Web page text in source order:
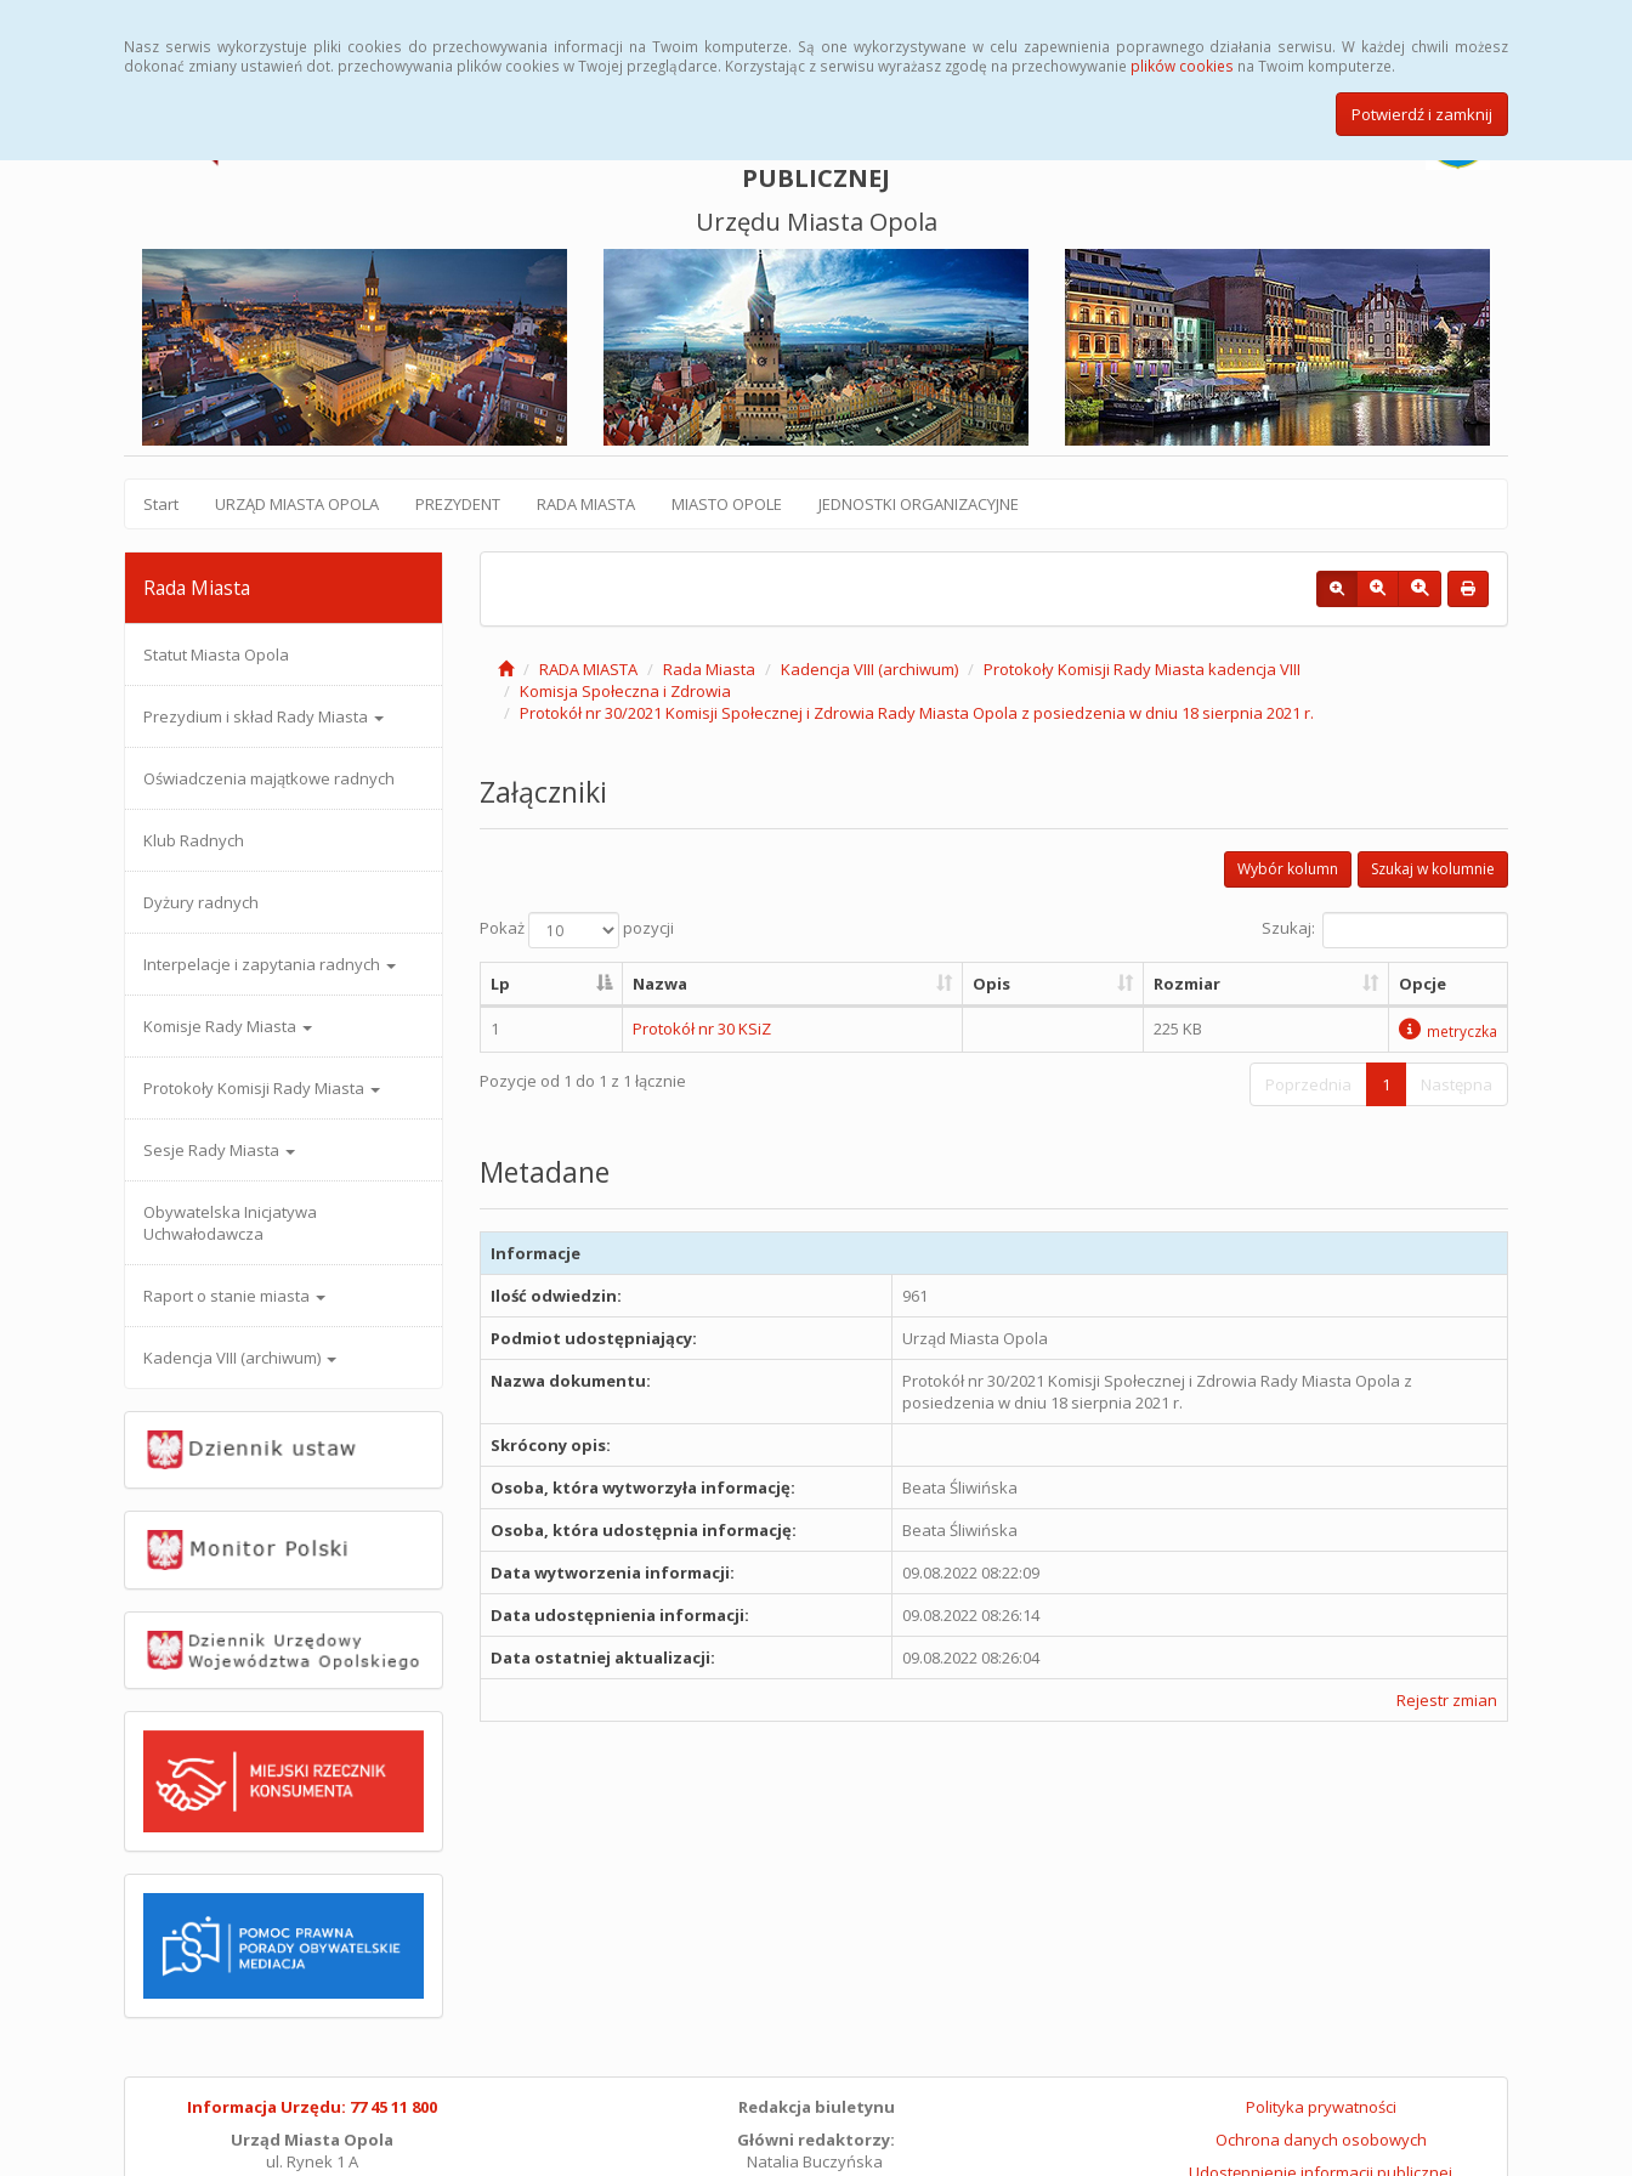
Nasz serwis wykorzystuje pliki cookies do przechowywania informacji na Twoim komputerze. Są one wykorzystywane w celu zapewnienia poprawnego działania serwisu. W każdej chwili możesz
dokonać zmiany ustawień dot. przechowywania plików cookies w Twojej przeglądarce. Korzystając z serwisu wyrażasz zgodę na przechowywanie plików cookies na Twoim komputerze.
Potwierdź i zamknij
PUBLICZNEJ
Urzędu Miasta Opola
Start URZĄD MIASTA OPOLA PREZYDENT RADA MIASTA MIASTO OPOLE JEDNOSTKI ORGANIZACYJNE
Rada Miasta
Statut Miasta Opola
Prezydium i skład Rady Miasta
Oświadczenia majątkowe radnych
Klub Radnych
Dyżury radnych
Interpelacje i zapytania radnych
Komisje Rady Miasta
Protokoły Komisji Rady Miasta
Sesje Rady Miasta
Obywatelska Inicjatywa
Uchwałodawcza
Raport o stanie miasta
Kadencja VIII (archiwum)
RADA MIASTA Rada Miasta Kadencja VIII (archiwum)
Protokoły Komisji Rady Miasta kadencja VIII
Komisja Społeczna i Zdrowia
Protokół nr 30/2021 Komisji Społecznej i Zdrowia Rady Miasta Opola z posiedzenia w dniu 18 sierpnia 2021 r.
Załączniki
Szukaj w kolumnie
Wybór kolumn
Pokaż pozycji Szukaj:
Lp Nazwa Opis Rozmiar Opcje
1 Protokół nr 30 KSiZ 225 KB metryczka
Pozycje od 1 do 1 z 1 łącznie Poprzednia 1 Następna
Metadane
Informacje
Ilość odwiedzin:
961
Podmiot udostępniający:
Urząd Miasta Opola
Nazwa dokumentu:
Protokół nr 30/2021 Komisji Społecznej i Zdrowia Rady Miasta Opola z
posiedzenia w dniu 18 sierpnia 2021 r.
Skrócony opis:
Osoba, która wytworzyła informację:
Beata Śliwińska
Osoba, która udostępnia informację:
Beata Śliwińska
Data wytworzenia informacji:
09.08.2022 08:22:09
Data udostępnienia informacji:
09.08.2022 08:26:14
Data ostatniej aktualizacji:
09.08.2022 08:26:04
Rejestr zmian
Informacja Urzędu: 77 45 11 800
Urząd Miasta Opola
ul. Rynek 1 A
Redakcja biuletynu
Główni redaktorzy:
Natalia Buczyńska
Polityka prywatności
Ochrona danych osobowych